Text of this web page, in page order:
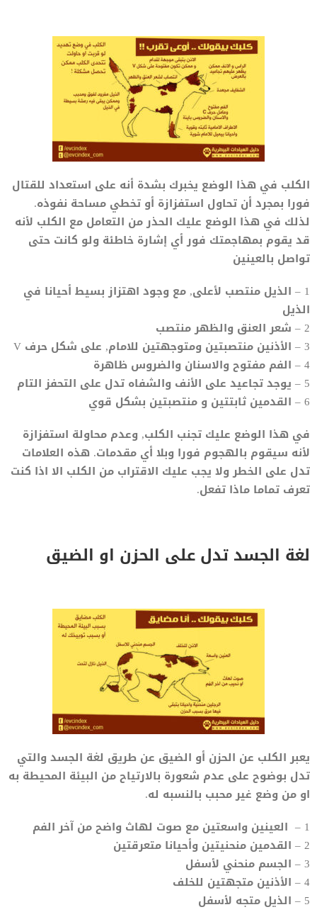
الكلب في هذا الوضع يخبرك بشدة أنه على استعداد للقتال
فورا بمجرد أن تحاول استفزازة أو تخطي مساحة نفوذه.
لذلك في هذا الوضع عليك الحذر من التعامل مع الكلب لأنه
قد يقوم بمهاجمتك فور أي إشارة خاطئة ولو كانت حتى
تواصل بالعينين
1 – الذيل منتصب لأعلى, مع وجود اهتزاز بسيط أحيانا في
الذيل
2 – شعر العنق والظهر منتصب
3 – الأذنين منتصبتين ومتوجهتين للامام, على شكل حرف V
4 – الفم مفتوح والاسنان والضروس ظاهرة
5 – يوجد تجاعيد على الأنف والشفاه تدل على التحفز التام
6 – القدمين ثابتتين و منتصبتين بشكل قوي
في هذا الوضع عليك تجنب الكلب, وعدم محاولة استفزازة
لأنه سيقوم بالهجوم فورا وبلا أي مقدمات. هذه العلامات
تدل على الخطر ولا يجب عليك الاقتراب من الكلب الا اذا كنت
تعرف تماما ماذا تفعل.
لغة الجسد تدل على الحزن او الضيق
يعبر الكلب عن الحزن أو الضيق عن طريق لغة الجسد والتي
تدل بوضوح على عدم شعورة بالارتياح من البيئة المحيطة به
او من وضع غير محبب بالنسبه له.
1 – العينين واسعتين مع صوت لهاث واضح من آخر الفم
2 – القدمين منحنيتين وأحيانا متعرقتين
3 – الجسم منحني لأسفل
4 – الأذنين متجهتين للخلف
5 – الذيل متجه لأسفل